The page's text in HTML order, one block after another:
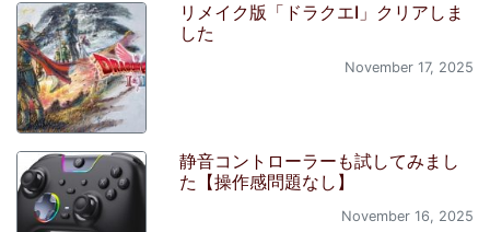
リメイク版「ドラクエI」クリアしま
した
November 17, 2025
静音コントローラーも試してみまし
た【操作感問題なし】
November 16, 2025